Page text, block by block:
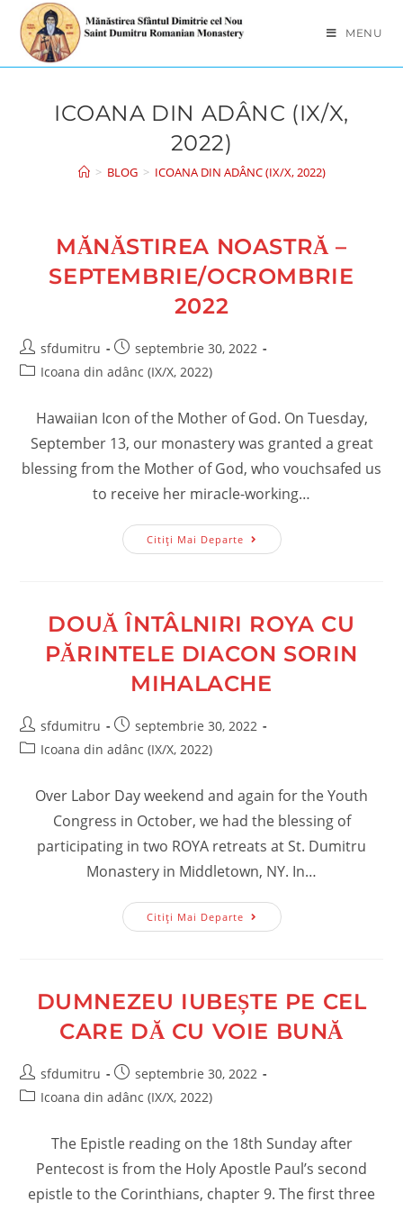
content
MENU
ICOANA DIN ADÂNC (IX/X,
2022)
> BLOG > ICOANA DIN ADÂNC (IX/X, 2022)
MĂNĂSTIREA NOASTRĂ –
SEPTEMBRIE/OCROMBRIE
2022
Post
author:
sfdumitru
Post
published:
septembrie 30, 2022
PostIcoana din adânc (IX/X, 2022)
Hawaiian Icon of the Mother of God. On Tuesday,
September 13, our monastery was granted a great
blessing from the Mother of God, who vouchsafed us
to receive her miracle-working…
Citiți Mai DeparteMănăstirea
Noastră
DOUĂ ÎNTÂLNIRI ROYA CU
PĂRINTELE DIACON SORIN
MIHALACHE
Post
author:
sfdumitru
Post
published:
septembrie 30, 2022
PostIcoana din adânc (IX/X, 2022)
Over Labor Day weekend and again for the Youth
Congress in October, we had the blessing of
participating in two ROYA retreats at St. Dumitru
Monastery in Middletown, NY. In…
Citiți Mai DeparteDouă
Întâlniri
Sorin
Mihalache
DUMNEZEU IUBEȘTE PE CEL
CARE DĂ CU VOIE BUNĂ
Post
author:
sfdumitru
Post
published:
septembrie 30, 2022
PostIcoana din adânc (IX/X, 2022)
The Epistle reading on the 18th Sunday after
Pentecost is from the Holy Apostle Paul’s second
epistle to the Corinthians, chapter 9. The first three